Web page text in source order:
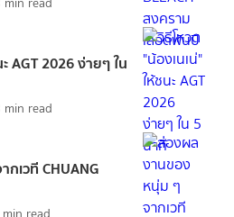
AGT 2026 ง่ายๆ ใน
min read
เวที CHUANG